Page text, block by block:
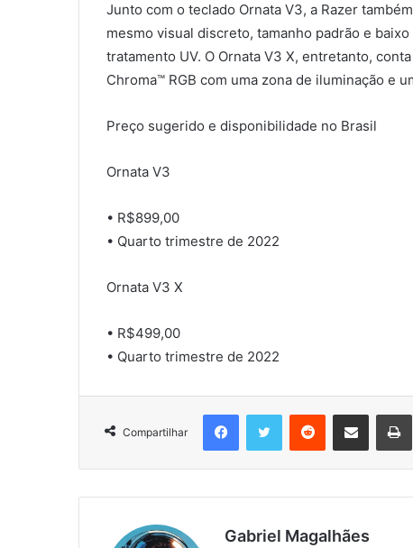
Junto com o teclado Ornata V3, a Razer
mesmo visual discreto, tamanho padrão e
tratamento UV. O Ornata V3 X, entretanto,
Chroma™ RGB com uma zona de iluminação e
Preço sugerido e disponibilidade no Brasil
Ornata V3
• R$899,00
• Quarto trimestre de 2022
Ornata V3 X
• R$499,00
• Quarto trimestre de 2022
Compartilhar
Gabriel Magalhães